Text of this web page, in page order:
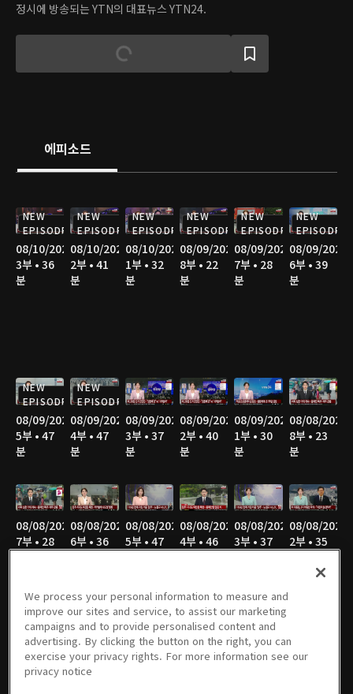
정시에 방송되는 YTN의 대표뉴스 YTN24.
에피소드
NEW
EPISODE
08/10/2026
3부 • 36
분
NEW
EPISODE
08/10/2026
2부 • 41
분
NEW
EPISODE
08/10/2026
1부 • 32
분
NEW
EPISODE
08/09/2026
8부 • 22
분
NEW
EPISODE
08/09/2026
7부 • 28
분
NEW
EPISODE
08/09/2026
6부 • 39
분
NEW
EPISODE
08/09/2026
5부 • 47
분
NEW
EPISODE
08/09/2026
4부 • 47
분
08/09/2026
3부 • 37
분
08/09/2026
2부 • 40
분
08/09/2026
1부 • 30
분
08/08/2026
8부 • 23
분
08/08/2026
7부 • 28
08/08/2026
6부 • 36
08/08/2026
5부 • 47
08/08/2026
4부 • 46
08/08/2026
3부 • 37
08/08/2026
2부 • 35
08/08/2026
1부 • 52
분
08/07/2026
3부 • 55
분
08/07/2026
2부 • 37
분
08/07/2026
1부 • 33
분
08/06/2026
4부 • 55
분
3부 • 36
분
We process your personal information to measure and
improve our sites and service, to assist our marketing
campaigns and to provide personalised content and
advertising. By clicking the button on the right, you can
exercise your privacy rights. For more information see our
privacy notice